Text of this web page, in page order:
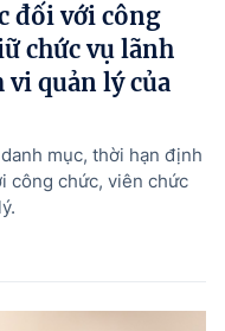
đối với công
chức vụ lãnh
vi quản lý của
mục, thời hạn định
công chức, viên chức